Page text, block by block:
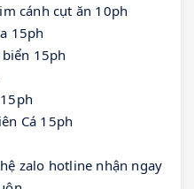
cánh cụt ăn 10ph
15ph
15ph
Cá 15ph
zalo hotline nhận ngay